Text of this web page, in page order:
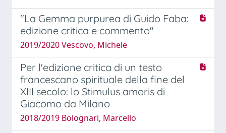
"La Gemma purpurea di Guido Faba:
edizione critica e commento"
2019/2020 Vescovo, Michele
Per l'edizione critica di un testo
francescano spirituale della fine del
XIII secolo: lo Stimulus amoris di
Giacomo da Milano
2018/2019 Bolognari, Marcello